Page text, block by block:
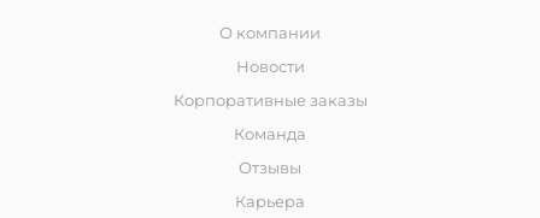
О компании
Новости
Корпоративные заказы
Команда
Отзывы
Карьера